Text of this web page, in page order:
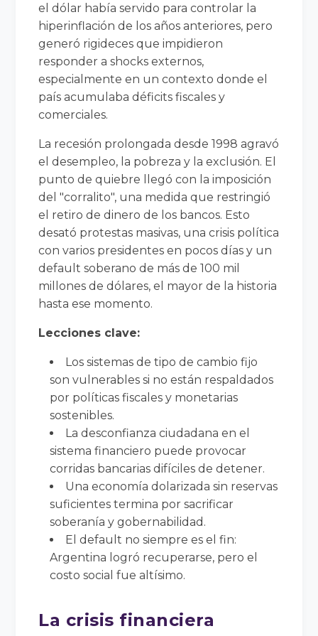
el dólar había servido para controlar la
hiperinflación de los años anteriores, pero
generó rigideces que impidieron
responder a shocks externos,
especialmente en un contexto donde el
país acumulaba déficits fiscales y
comerciales.
La recesión prolongada desde 1998 agravó
el desempleo, la pobreza y la exclusión. El
punto de quiebre llegó con la imposición
del "corralito", una medida que restringió
el retiro de dinero de los bancos. Esto
desató protestas masivas, una crisis política
con varios presidentes en pocos días y un
default soberano de más de 100 mil
millones de dólares, el mayor de la historia
hasta ese momento.
Lecciones clave:
Los sistemas de tipo de cambio fijo
son vulnerables si no están respaldados
por políticas fiscales y monetarias
sostenibles.
La desconfianza ciudadana en el
sistema financiero puede provocar
corridas bancarias difíciles de detener.
Una economía dolarizada sin reservas
suficientes termina por sacrificar
soberanía y gobernabilidad.
El default no siempre es el fin:
Argentina logró recuperarse, pero el
costo social fue altísimo.
La crisis financiera